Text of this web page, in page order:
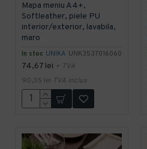
In stoc UNIKA UNK3537016060
Mapa meniu A4+,
Softleather, piele PU
interior/exterior, lavabila,
maro
74,67 lei + TVA
90,35 lei TVA inclus